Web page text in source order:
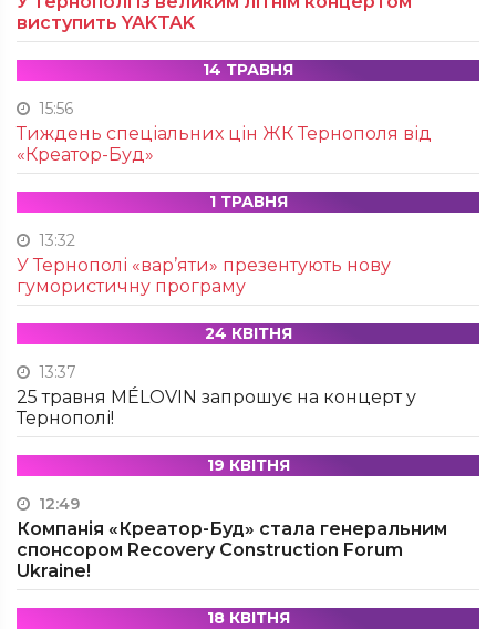
виступить YAKTAK
14 ТРАВНЯ
15:56
Тиждень спеціальних цін ЖК Тернополя від
«Креатор-Буд»
1 ТРАВНЯ
13:32
У Тернополі «вар’яти» презентують нову
гумористичну програму
24 КВІТНЯ
13:37
25 травня MÉLOVIN запрошує на концерт у
Тернополі!
19 КВІТНЯ
12:49
Компанія «Креатор-Буд» стала генеральним
спонсором Recovery Construction Forum
Ukraine!
18 КВІТНЯ